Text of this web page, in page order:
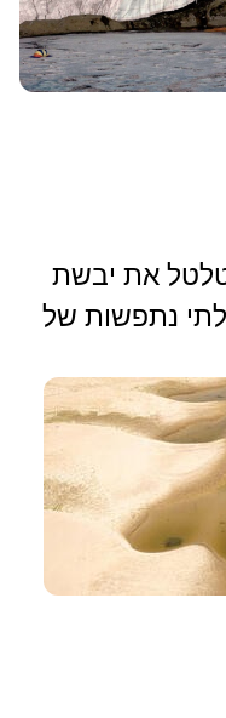
את יבשת
נתפשות של